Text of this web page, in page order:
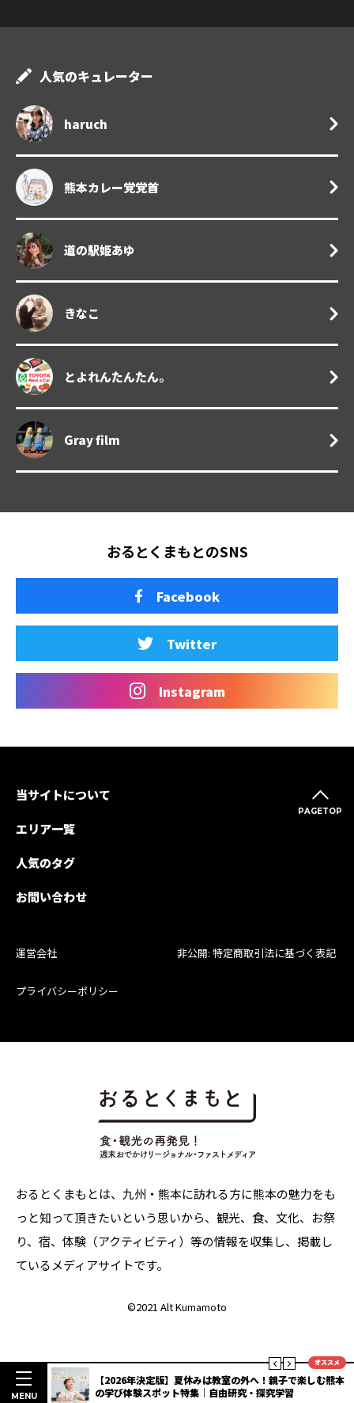
人気のキュレーター
haruch
熊本カレー党党首
道の駅姫あゆ
きなこ
とよれんたんたん。
Gray film
おるとくまもとのSNS
Facebook
Twitter
Instagram
PAGETOP
当サイトについて
エリア一覧
人気のタグ
お問い合わせ
運営会社 非公開: 特定商取引法に基づく表記
プライバシーポリシー
おるとくまもとは、九州・熊本に訪れる方に熊本の魅力をも
っと知って頂きたいという思いから、観光、食、文化、お祭
り、宿、体験（アクティビティ）等の情報を収集し、掲載し
ているメディアサイトです。
©2021 Alt Kumamoto
オススメ
度抜群
【2026年決定版】夏休みは教室の外へ！親子で楽しむ熊本
の学び体験スポット特集｜自由研究・探究学習
MENU